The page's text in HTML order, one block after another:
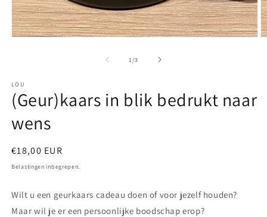
1 /van
3
LOU
(Geur)kaars in blik bedrukt naar
wens
Normale
prijs
€18,00 EUR
Belastingen inbegrepen.
Wilt u een geurkaars cadeau doen of voor jezelf houden?
Maar wil je er een persoonlijke boodschap erop?